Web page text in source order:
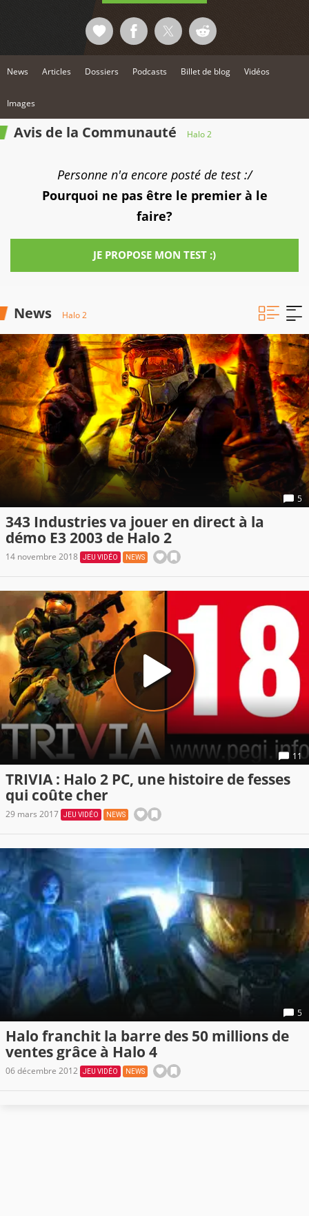
News Articles Dossiers Podcasts Billet de blog Vidéos
Images
Avis de la Communauté Halo 2
Personne n'a encore posté de test :/
Pourquoi ne pas être le premier à le
faire?
JE PROPOSE MON TEST :)
News Halo 2
5
343 Industries va jouer en direct à la
démo E3 2003 de Halo 2
14 novembre 2018 JEU VIDÉO NEWS
11
TRIVIA : Halo 2 PC, une histoire de fesses
qui coûte cher
29 mars 2017 JEU VIDÉO NEWS
5
Halo franchit la barre des 50 millions de
ventes grâce à Halo 4
06 décembre 2012 JEU VIDÉO NEWS